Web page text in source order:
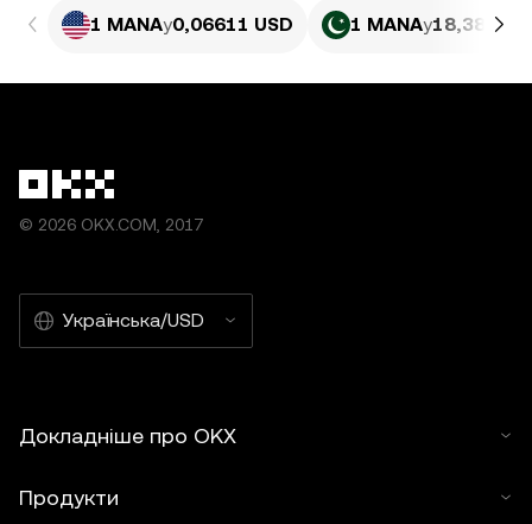
1 MANAу0,06611 USD 1 MANAу18,38 PKR
© 2026 OKX.COM, 2017
Українська/USD
Докладніше про OKX
Продукти